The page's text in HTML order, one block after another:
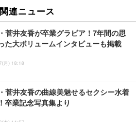
関連ニュース
菅井友香が卒業グラビア！7年間の思
た大ボリュームインタビューも掲載
月) 18:18
菅井友香の曲線美魅せるセクシー水着
卒業記念写真集より